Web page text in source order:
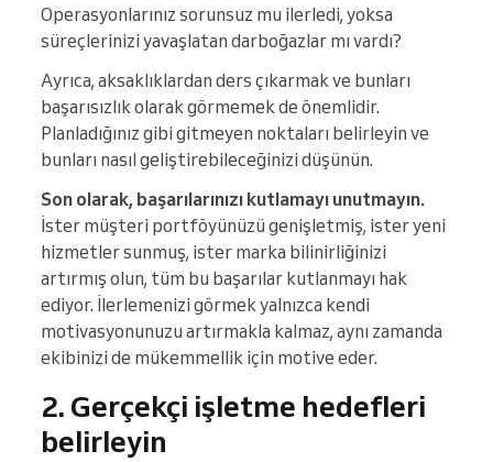
Operasyonlarınız sorunsuz mu ilerledi, yoksa
süreçlerinizi yavaşlatan darboğazlar mı vardı?
Ayrıca, aksaklıklardan ders çıkarmak ve bunları
başarısızlık olarak görmemek de önemlidir.
Planladığınız gibi gitmeyen noktaları belirleyin ve
bunları nasıl geliştirebileceğinizi düşünün.
Son olarak, başarılarınızı kutlamayı unutmayın.
İster müşteri portföyünüzü genişletmiş, ister yeni
hizmetler sunmuş, ister marka bilinirliğinizi
artırmış olun, tüm bu başarılar kutlanmayı hak
ediyor. İlerlemenizi görmek yalnızca kendi
motivasyonunuzu artırmakla kalmaz, aynı zamanda
ekibinizi de mükemmellik için motive eder.
2. Gerçekçi işletme hedefleri
belirleyin